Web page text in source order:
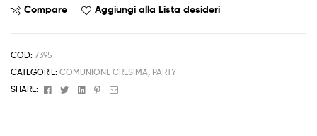
Comunione
Oro
Glitter
quantità
Compare Aggiungi alla Lista desideri
COD: 7395
CATEGORIE: COMUNIONE CRESIMA, PARTY
SHARE:
FacebookTwitterLinkedinPinterest
Email